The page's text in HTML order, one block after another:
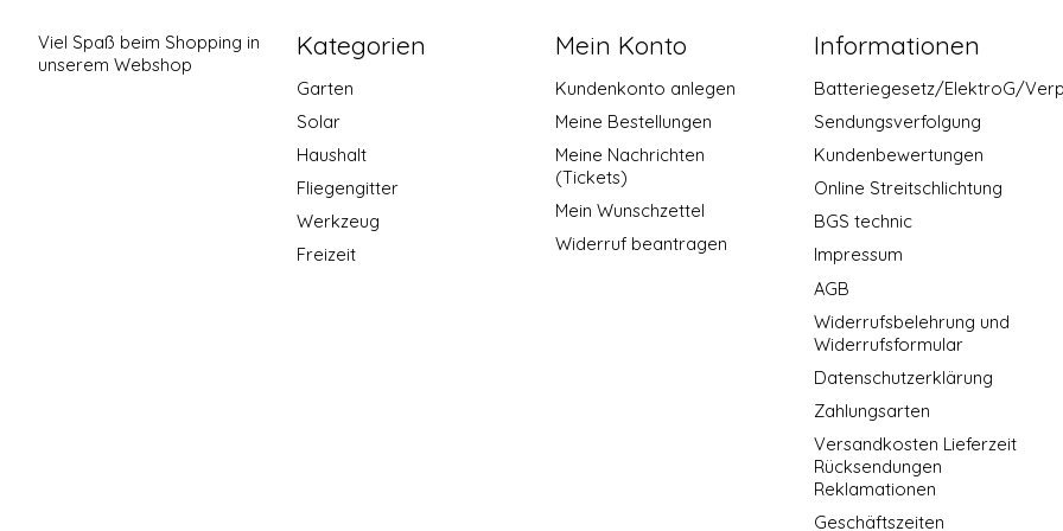
Viel Spaß beim Shopping in
unserem Webshop
Kategorien
Garten
Solar
Haushalt
Fliegengitter
Werkzeug
Freizeit
Mein Konto
Kundenkonto anlegen
Meine Bestellungen
Meine Nachrichten
(Tickets)
Mein Wunschzettel
Widerruf beantragen
Informationen
Batteriegesetz/ElektroG/
Sendungsverfolgung
Kundenbewertungen
Online Streitschlichtung
BGS technic
Impressum
AGB
Widerrufsbelehrung und
Widerrufsformular
Datenschutzerklärung
Zahlungsarten
Versandkosten Lieferzeit
Rücksendungen
Reklamationen
Geschäftszeiten